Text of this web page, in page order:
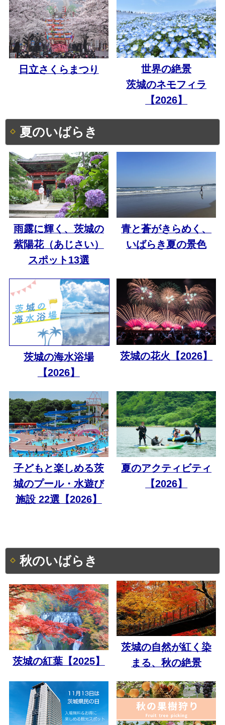
日立さくらまつり
世界の絶景
茨城のネモフィラ
【2026】
夏のいばらき
雨露に輝く、茨城の
紫陽花（あじさい）
スポット13選
青と蒼がきらめく、
いばらき夏の景色
茨城の海水浴場
【2026】
茨城の花火【2026】
子どもと楽しめる茨
城のプール・水遊び
施設 22選【2026】
夏のアクティビティ
【2026】
秋のいばらき
茨城の紅葉【2025】
茨城の自然が紅く染
まる、秋の絶景